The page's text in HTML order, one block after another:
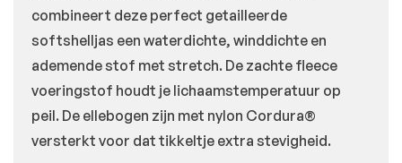
combineert deze perfect getailleerde
softshelljas een waterdichte, winddichte en
ademende stof met stretch. De zachte fleece
voeringstof houdt je lichaamstemperatuur op
peil. De ellebogen zijn met nylon Cordura®
versterkt voor dat tikkeltje extra stevigheid.